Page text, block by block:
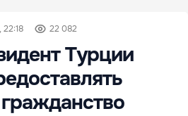
22:18 22 082
Турции